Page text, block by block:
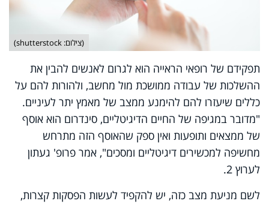
(צילום: shutterstock)
תפקידם של רופאי הראייה הוא לגרום לאנשים להבין את
ההשלכות של עבודה ממושכת מול מחשב, ולהורות להם על
כללים שיעזרו להם להימנע ממצב של מאמץ יתר לעיניים.
"מדובר במגיפה של החיים הדיגיטליים, סינדרום הוא אוסף
של ממצאים ותופעות ואין ספק שהאוסף הזה מתרחש
מחשיפה למכשירים דיגיטליים ומסכים", אמר פרופ' געתון
לערוץ 2.
לשם מניעת מצב כזה, יש להקפיד לעשות הפסקות קצרות,